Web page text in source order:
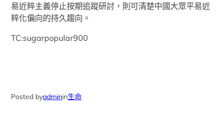
易近粹主義停止按期追蹤研討，則可清楚中國大眾平易近
粹化偏向的持久趨向。
TC:sugarpopular900
Posted byadminin生命